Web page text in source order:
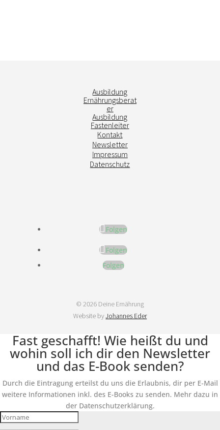
Ausbildung
Ernährungsberat
er
Ausbildung
Fastenleiter
Kontakt
Newsletter
Impressum
Datenschutz
Folgen
Folgen
Folgen
© 2026 Deine Ernährung
Website byJohannes Eder
Fast geschafft! Wie heißt du und
wohin soll ich dir den Newsletter
und das E-Book senden?
Durch die Eintragung erteilst du uns die Erlaubnis, dir per E-Mail
weitere Informationen inkl. des E-Books zu senden. Mehr dazu in
der Datenschutzerklärung.